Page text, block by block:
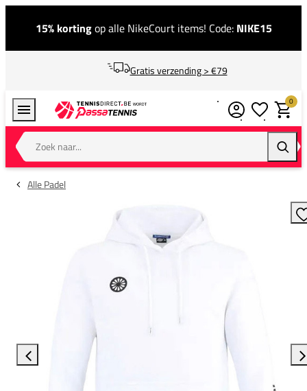
15% kortingop alle NikeCourt items! Code: NIKE15
Gratis verzending > €79
Zoek naar...
0
Alle Padel